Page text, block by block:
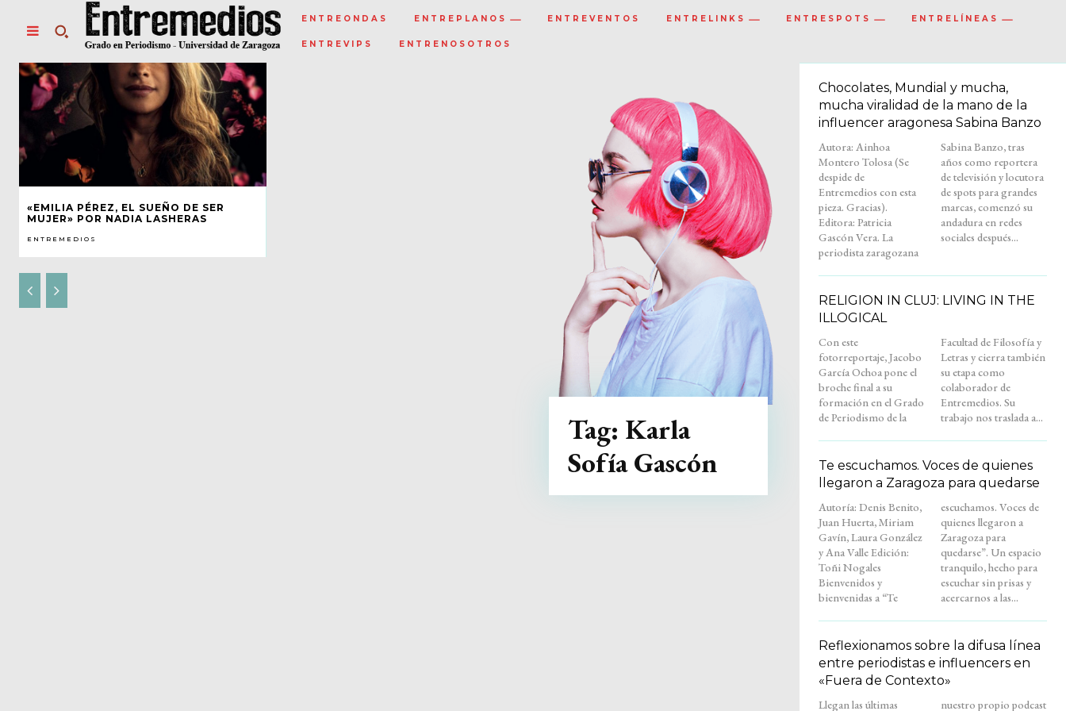
ENTREONDAS ENTREPLANOS ENTREVENTOS ENTRELINKS ENTRESPOTS ENTRELÍNEAS
ENTREVIPS ENTRENOSOTROS
«EMILIA PÉREZ, EL SUEÑO DE SER
MUJER» POR NADIA LASHERAS
ENTREMEDIOS
Tag: Karla
Sofía Gascón
Chocolates, Mundial y mucha,
mucha viralidad de la mano de la
influencer aragonesa Sabina Banzo
Autora: Ainhoa
Montero Tolosa (Se
despide de
Entremedios con esta
pieza. Gracias).
Editora: Patricia
Gascón Vera. La
periodista zaragozana
Sabina Banzo, tras
años como reportera
de televisión y locutora
de spots para grandes
marcas, comenzó su
andadura en redes
sociales después...
RELIGION IN CLUJ: LIVING IN THE
ILLOGICAL
Con este
fotorreportaje, Jacobo
García Ochoa pone el
broche final a su
formación en el Grado
de Periodismo de la
Facultad de Filosofía y
Letras y cierra también
su etapa como
colaborador de
Entremedios. Su
trabajo nos traslada a...
Te escuchamos. Voces de quienes
llegaron a Zaragoza para quedarse
Autoría: Denis Benito,
Juan Huerta, Miriam
Gavín, Laura González
y Ana Valle Edición:
Toñi Nogales
Bienvenidos y
bienvenidas a “Te
escuchamos. Voces de
quienes llegaron a
Zaragoza para
quedarse”. Un espacio
tranquilo, hecho para
escuchar sin prisas y
acercarnos a las...
Reflexionamos sobre la difusa línea
entre periodistas e influencers en
«Fuera de Contexto»
Llegan las últimas
nuestro propio podcast